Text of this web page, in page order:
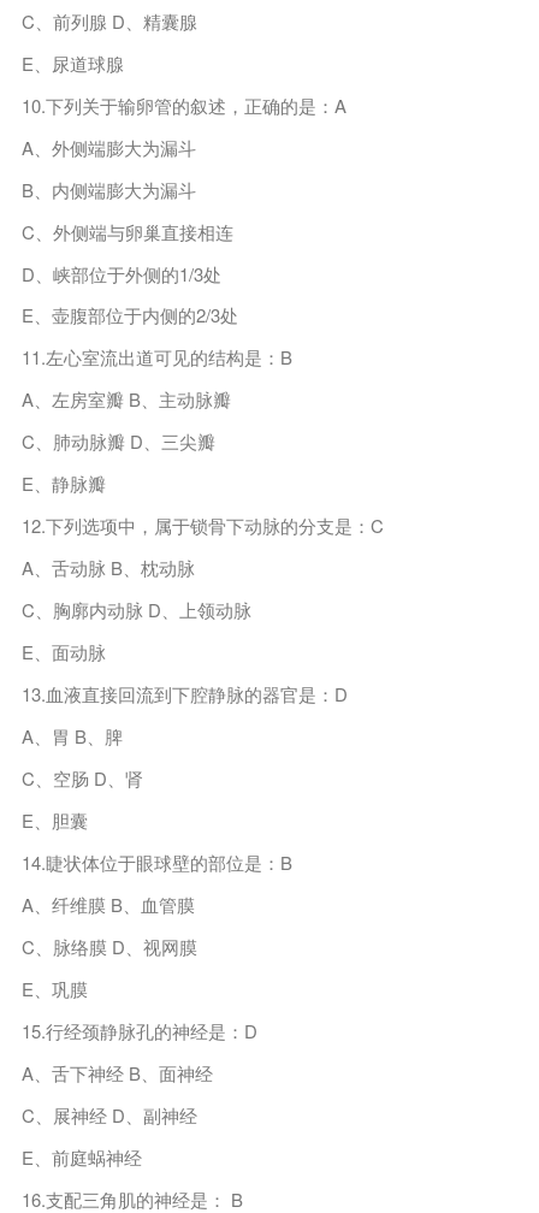
C、前列腺 D、精囊腺
E、尿道球腺
10.下列关于输卵管的叙述，正确的是：A
A、外侧端膨大为漏斗
B、内侧端膨大为漏斗
C、外侧端与卵巢直接相连
D、峡部位于外侧的1/3处
E、壶腹部位于内侧的2/3处
11.左心室流出道可见的结构是：B
A、左房室瓣 B、主动脉瓣
C、肺动脉瓣 D、三尖瓣
E、静脉瓣
12.下列选项中，属于锁骨下动脉的分支是：C
A、舌动脉 B、枕动脉
C、胸廓内动脉 D、上领动脉
E、面动脉
13.血液直接回流到下腔静脉的器官是：D
A、胃 B、脾
C、空肠 D、肾
E、胆囊
14.睫状体位于眼球壁的部位是：B
A、纤维膜 B、血管膜
C、脉络膜 D、视网膜
E、巩膜
15.行经颈静脉孔的神经是：D
A、舌下神经 B、面神经
C、展神经 D、副神经
E、前庭蜗神经
16.支配三角肌的神经是： B